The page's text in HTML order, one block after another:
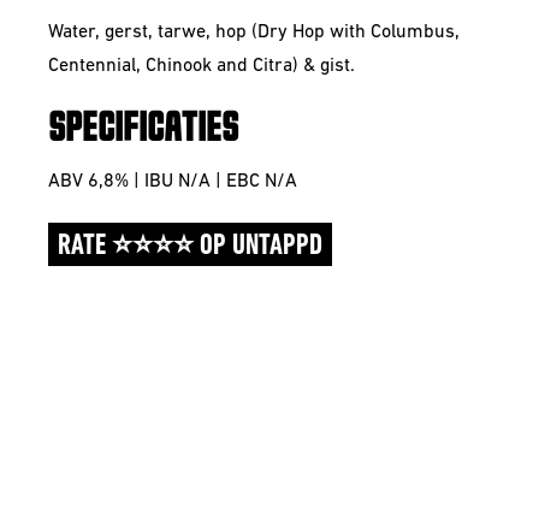
Water, gerst, tarwe, hop (Dry Hop with Columbus,
Centennial, Chinook and Citra) & gist.
SPECIFICATIES
ABV 6,8% | IBU N/A | EBC N/A
RATE ⭐⭐⭐⭐ OP UNTAPPD